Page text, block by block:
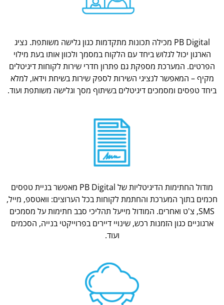
PB Digital מכילה תכונות מתקדמות כגון גלישה משותפת. נציג
הארגון יכול לגלוש ביחד עם הלקוח במסמך ולכוון אותו בעת מילוי
הפרטים. המערכת מספקת גם פתרון חדרי שירות לקוחות דיגיטלים
מקיף – המאפשר לנציגי השירות לספק שירות בשיחת וידאו, למלא
ביחד טפסים ומסמכים דיגיטלים בשיתוף מסך וגלישה משותפת ועוד.
מודול החתימות הדיגיטליות של PB Digital מאפשר בניית טפסים
חכמים בתוך המערכת והחתמת לקוחות בכל הערוצים: וואטספ, מייל,
SMS, צ'ט ואחרים. המודול מייעל תהליכי סבב חתימות על מסמכים
ארגוניים כגון הזמנות רכש, שינויי דיירים בפרוייקטי בנייה, הסכמים
ועוד.